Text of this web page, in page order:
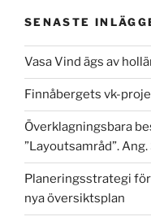
SENASTE
Vasa Vind ägs av
Finnåbergets vk-
Överklagningsbara
”Layoutsamråd”.
Planeringsstrategi
nya översiktsplan